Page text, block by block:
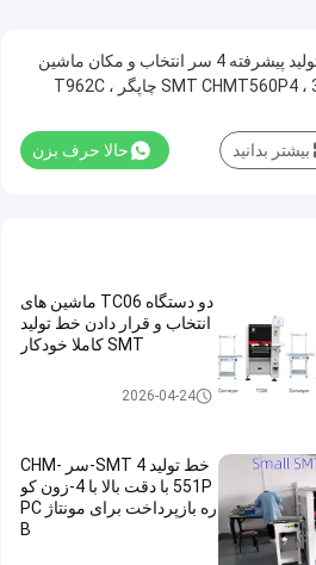
خط تولید پیشرفته 4 سر انتخاب و مکان ماشین
SMT CHMT560P4 ، 3040 چاپگر ، T962C
حالا حرف بزن بیشتر بدانید
دو دستگاه TC06 ماشین های
انتخاب و قرار دادن خط تولید
SMT کاملا خودکار
2026-04-24
خط تولید SMT 4-سر CHM-
551P با دقت بالا با 4-زون کو
ره بازپرداخت برای مونتاژ PC
B